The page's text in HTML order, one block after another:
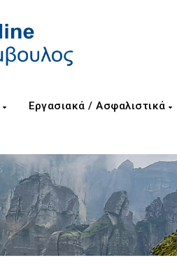
Εργασιακά / Ασφαλιστικά